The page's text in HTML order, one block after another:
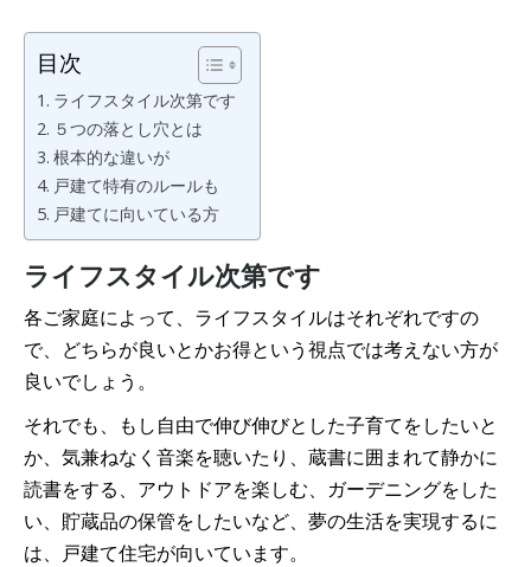
目次
ライフスタイル次第です
５つの落とし穴とは
根本的な違いが
戸建て特有のルールも
戸建てに向いている方
ライフスタイル次第です
各ご家庭によって、ライフスタイルはそれぞれですの
で、どちらが良いとかお得という視点では考えない方が
良いでしょう。
それでも、もし自由で伸び伸びとした子育てをしたいと
か、気兼ねなく音楽を聴いたり、蔵書に囲まれて静かに
読書をする、アウトドアを楽しむ、ガーデニングをした
い、貯蔵品の保管をしたいなど、夢の生活を実現するに
は、戸建て住宅が向いています。